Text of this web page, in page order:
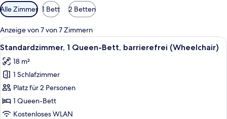
Verfügbare
Filter
für
Zimmer
Alle Zimmer 1 Bett 2 Betten
Anzeige von 7 von 7 Zimmern
Alle
Fotos
für
Standardzimmer,
1
Queen-
Bett,
Ein Hotelzimmer mit Bett, einem
4
Standardzimmer, 1 Queen-Bett, barrierefrei (Wheelchair)
18 m²
1 Schlafzimmer
Platz für 2 Personen
1 Queen-Bett
Kostenloses WLAN